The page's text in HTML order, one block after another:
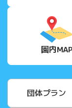
園内
団体プラン